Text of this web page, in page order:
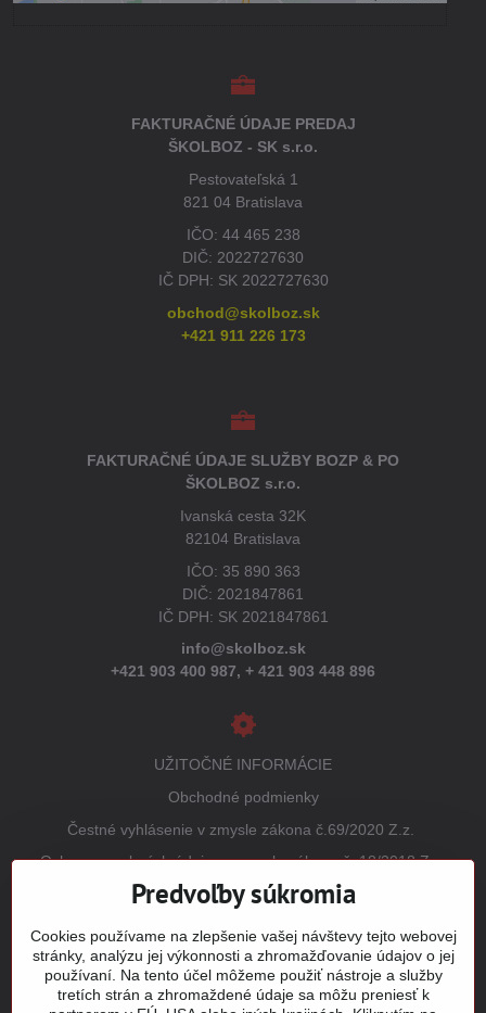
FAKTURAČNÉ ÚDAJE PREDAJ
ŠKOLBOZ - SK s.r.o.
Pestovateľská 1
821 04 Bratislava
IČO: 44 465 238
DIČ: 2022727630
IČ DPH: SK 2022727630
obchod@skolboz.sk
+421 911 226 173
FAKTURAČNÉ ÚDAJE SLUŽBY BOZP & PO
ŠKOLBOZ s.r.o.
Ivanská cesta 32K
82104 Bratislava
IČO: 35 890 363
DIČ: 2021847861
IČ DPH: SK 2021847861
info@skolboz.sk
+421 903 400 987, + 421 903 448 896
UŽITOČNÉ INFORMÁCIE
Obchodné podmienky
Čestné vyhlásenie v zmysle zákona č.69/2020 Z.z.
Ochrana osobných údajov v zmysle zákona č. 18/2018 Z.z.
(GDPR)
Vrátenie tovaru
Tabuľky veľkostí
Predvoľby súkromia
Cookies používame na zlepšenie vašej návštevy tejto webovej
stránky, analýzu jej výkonnosti a zhromažďovanie údajov o jej
používaní. Na tento účel môžeme použiť nástroje a služby
tretích strán a zhromaždené údaje sa môžu preniesť k